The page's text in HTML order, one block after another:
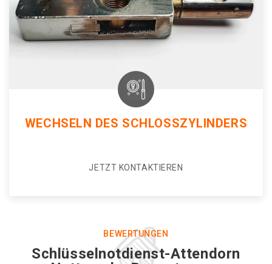
WECHSELN DES SCHLOSSZYLINDERS
JETZT KONTAKTIEREN
BEWERTUNGEN
Schlüsselnotdienst-Attendorn